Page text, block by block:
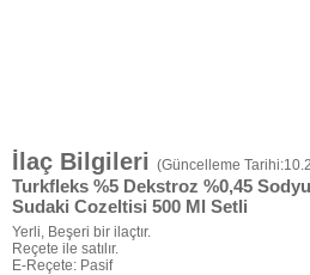
İlaç Bilgileri (Güncelleme
Turkfleks %5 Dekstroz %0,45
Sudaki Cozeltisi 500 Ml Setli
Yerli, Beşeri bir ilaçtır.
Reçete ile satılır.
E-Reçete: Pasif